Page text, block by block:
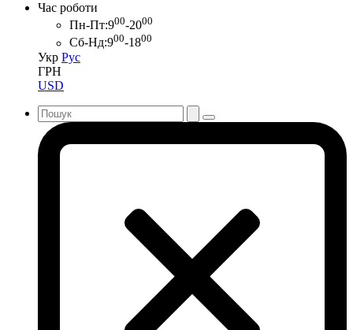
Час роботи
Пн-Пт:900-2000
Сб-Нд:900-1800
Укр Рус
ГРН
USD